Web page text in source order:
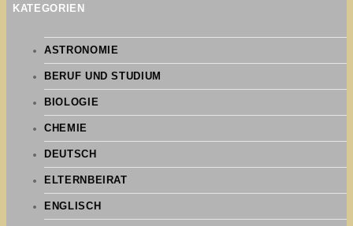
KATEGORIEN
ASTRONOMIE
BERUF UND STUDIUM
BIOLOGIE
CHEMIE
DEUTSCH
ELTERNBEIRAT
ENGLISCH